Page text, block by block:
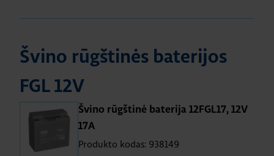
Švino rūgštinės baterijos
FGL 12V
Švino rūgštinė baterija 12FGL17, 12V
17A
Produkto kodas: 938149